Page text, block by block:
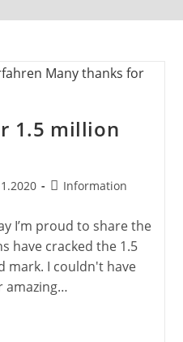
1.5 million
Beitrags-
Information
I’m proud to share the
have cracked the 1.5
mark. I couldn't have
amazing…